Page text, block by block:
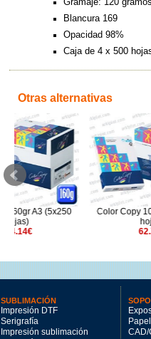
Blancura 169
Opacidad 98%
Caja de 4 x 500
Otras alternativas
Color Copy 100gr A4 (5x500
SUBLIMACIÓN
Impresión DTF
Serigrafía
Impresión sublimación
CAD/